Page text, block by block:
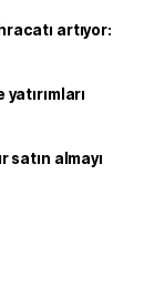
artıyor:
satın almayı